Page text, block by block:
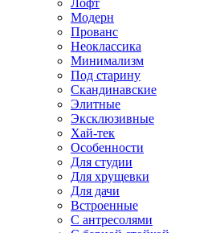
Лофт
Модерн
Прованс
Неоклассика
Минимализм
Под старину
Скандинавские
Элитные
Эксклюзивные
Хай-тек
Особенности
Для студии
Для хрущевки
Для дачи
Встроенные
С антресолями